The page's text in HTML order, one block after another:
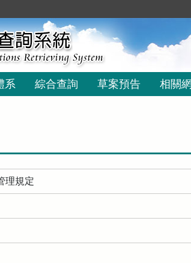
系 綜合查詢 草案預告 相關
理規定